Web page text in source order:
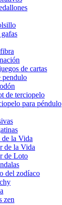
de cartas
pendulo
de terciopelo
para péndulo
la Vida
de la Vida
de Loto
del zodíaco
zen